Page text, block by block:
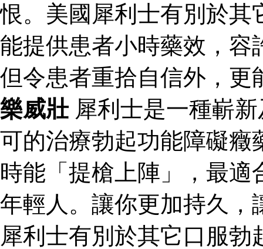
恨。美國犀利士有別於其
能提供患者小時藥效，容
但令患者重拾自信外，更
樂威壯犀利士是一種嶄
可的治療勃起功能障礙癥
時能「提槍上陣」，最
年輕人。讓你更加持久，
犀利士有別於其它口服